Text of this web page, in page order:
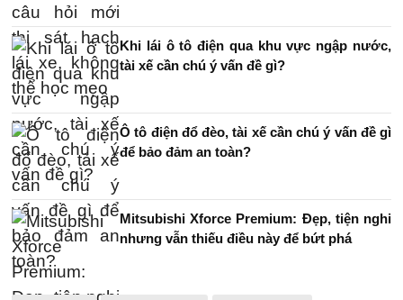
Khi lái ô tô điện qua khu vực ngập nước,
tài xế cần chú ý vấn đề gì?
Ô tô điện đổ đèo, tài xế cần chú ý vấn đề gì
để bảo đảm an toàn?
Mitsubishi Xforce Premium: Đẹp, tiện nghi
nhưng vẫn thiếu điều này để bứt phá